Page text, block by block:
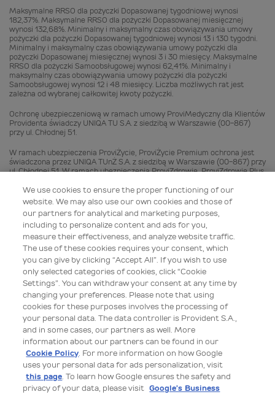
Maksymalne RRSO dla pożyczki Dopasowanej tygodniowej wynosi
182,37%. Maksymalne RRSO dla pożyczki Dopasowanej miesięcznej
wynosi 132,68%. Minimalny i maksymalny czas obowiązywania umowy
pożyczki dla pożyczki Dopasowanej tygodniowej wynosi 13 i 130 tygodni.
Minimalny i maksymalny czas obowiązywania umowy pożyczki dla
pożyczki Dopasowanej miesięcznej wynosi 3 i 30 miesięcy. Maksymalne
RRSO dla pożyczki Samoobsługowej wynosi 62,41%. Minimalny i
maksymalny czas obowiązywania umowy pożyczki dla pożyczki
Samoobsługowej wynosi 12 i 48 miesięcy. Liczba możliwych rat jest
zależna od wybranej całkowitej kwoty pożyczki.
Ochronę ubezpieczeniową w ramach umowy ProviMedyczny dla Klientów
Providenta świadczy UNIQA TU S.A. z siedzibą w Warszawie (00-867)
przy ul. Chłodnej 51.
W ramach ubezpieczenia ProviŻycie, ProviŻycie Premium ochrona jest
świadczona przez UNIQA TUnŻ S.A. z siedzibą w Warszawie (00-867) przy
ul. Chłodnej 51. W ramach ubezpieczenia ProviZdrowie, ProviZdrowie Plus
przez UNIQA TU S.A. z siedzibą w Warszawie (00-867) przy ul. Chłodnej
51. W ramach ubezpieczenia ProviŻyj Zdrowo oraz ŻyjZdrowo Plus,
ochrona jest świadczona przez UNIQA TUnŻ S.A. z siedzibą w Warszawie
(00-867) przy ul. Chłodnej 51 oraz przez UNIQA TU S.A. z siedzibą w
Warszawie (00-867) przy ul. Chłodnej 51.
Provident Polska SA jest agentem ubezpieczeniowym wpisanym do
Rejestru Agentów Ubezpieczeniowych pod numerem RAU 11235060/A.
Provident Polska SA zajął 1 miejsce w kategorii Instytucja Pożyczkowa
Roku Loan Magazine Awards 2024 w dniu 15.02.2024 r. Szczegóły są
dostępne na stronie: https://loanmagazine.pl/provident-polska-
instytucja-pozyczkowa-roku-loan-magazine-awards-2024/. Nagroda
przyznana przez podmiot niezależny od Provident Polska SA.
Provident Polska S.A. 16 czerwca 2025 r. przyjęła do stosowania Dobre
Praktyki w zakresie Dystrybucji Usług przez Instytucje pożyczkowe:
https://zpf.pl/etyka/dobre-praktyki-w-zakresie-vas/.
Wszelkie prawa zastrzeżone dla Provident Polska S.A. z siedzibą przy ul.
Inflanckiej 4A, 00-189 Warszawa, wpisana przez Sąd Rejonowy dla m.st.
Warszawy, XII Wydział Gospodarczy Krajowego Rejestru Sądowego do
We use cookies to ensure the proper functioning of our
website. We may also use our own cookies and those of
our partners for analytical and marketing purposes,
including to personalize content and ads for you,
measure their effectiveness, and analyze website traffic.
The use of these cookies requires your consent, which
you can give by clicking “Accept All”. If you wish to use
only selected categories of cookies, click “Cookie
Settings”. You can withdraw your consent at any time by
changing your preferences. Please note that using
cookies for these purposes involves the processing of
your personal data. The data controller is Provident S.A.,
and in some cases, our partners as well. More
information about our partners can be found in our
Cookie Policy. For more information on how Google
uses your personal data for ads personalization, visit
this page. To learn how Google ensures the safety and
privacy of your data, please visit Google’s Business